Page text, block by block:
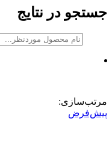
جستجو در نتایج
مرتب‌سازی:
پیش‌فرض